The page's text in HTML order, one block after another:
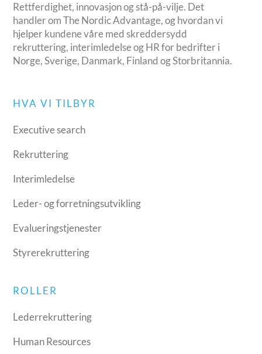
Rettferdighet, innovasjon og stå-på-vilje. Det
handler om The Nordic Advantage, og hvordan vi
hjelper kundene våre med skreddersydd
rekruttering, interimledelse og HR for bedrifter i
Norge, Sverige, Danmark, Finland og Storbritannia.
HVA VI TILBYR
Executive search
Rekruttering
Interimledelse
Leder- og forretningsutvikling
Evalueringstjenester
Styrerekruttering
ROLLER
Lederrekruttering
Human Resources